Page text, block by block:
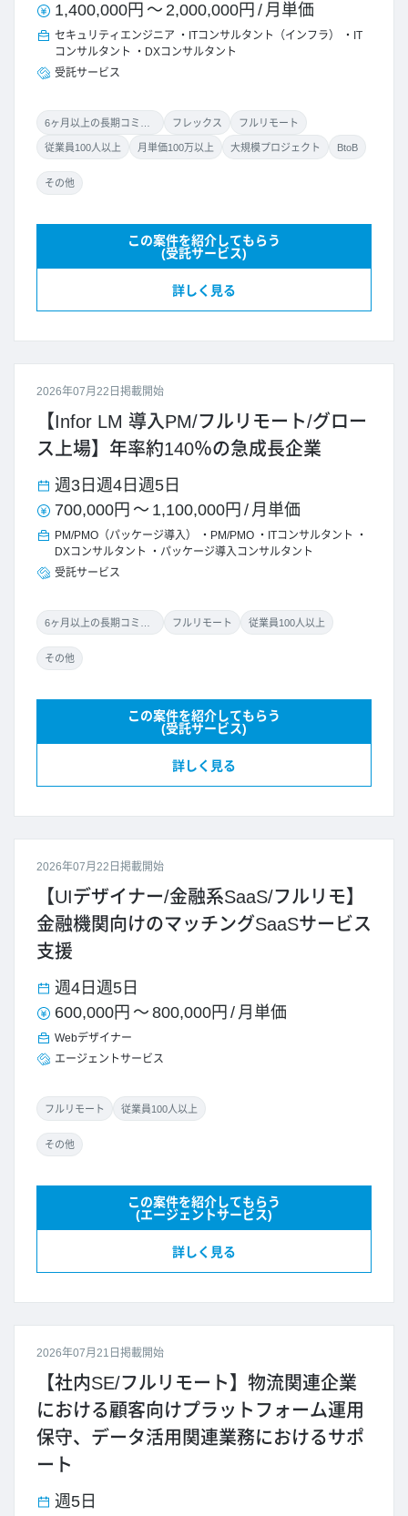
1,400,000円 ～ 2,000,000円 / 月単価
セキュリティエンジニア ITコンサルタント（インフラ）
IT
コンサルタント
DXコンサルタント
受託サービス
フレックス フルリモート
従業員100人以上 月単価100万以上 大規模プロジェクト BtoB
その他
詳しく見る
この案件を紹介してもらう
(受託サービス)
2026年07月22日掲載開始
【Infor LM 導入PM/フルリモート/グロー
ス上場】年率約140％の急成長企業
週3日 週4日 週5日
700,000円 ～ 1,100,000円 / 月単価
PM/PMO（パッケージ導入） PM/PMO
ITコンサルタント
DXコンサルタント
パッケージ導入コンサルタント
受託サービス
フルリモート 従業員100人以上
その他
詳しく見る
この案件を紹介してもらう
(受託サービス)
2026年07月22日掲載開始
【UIデザイナー/金融系SaaS/フルリモ】
金融機関向けのマッチングSaaSサービス
支援
週4日 週5日
600,000円 ～ 800,000円 / 月単価
Webデザイナー
エージェントサービス
フルリモート 従業員100人以上
その他
詳しく見る
この案件を紹介してもらう
(エージェントサービス)
2026年07月21日掲載開始
【社内SE/フルリモート】物流関連企業
における顧客向けプラットフォーム運用
保守、データ活用関連業務におけるサポ
ート
週5日